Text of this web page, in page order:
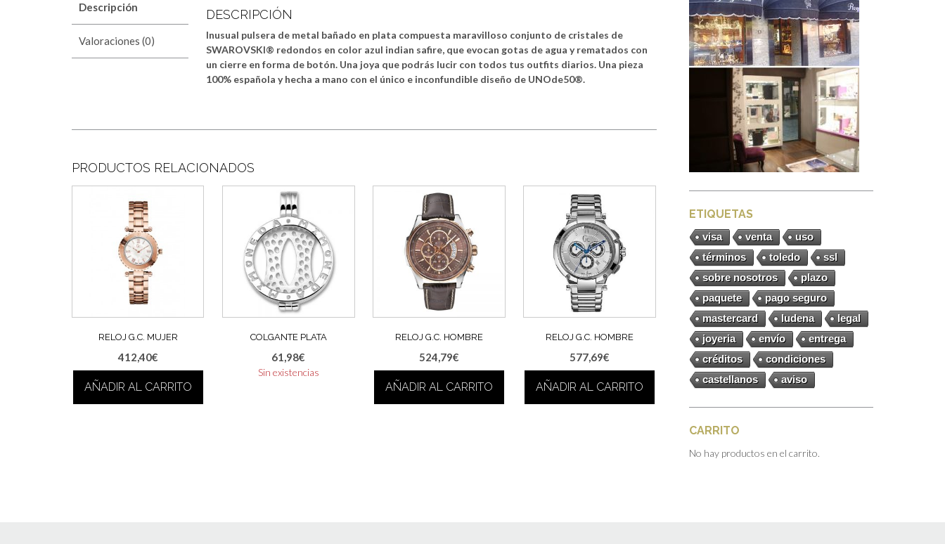
Descripción
Valoraciones (0)
DESCRIPCIÓN
Inusual pulsera de metal bañado en plata compuesta maravilloso conjunto de cristales de
SWAROVSKI® redondos en color azul indian safire, que evocan gotas de agua y rematados con
un cierre en forma de botón. Una joya que podrás lucir con todos tus outfits diarios. Una pieza
100% española y hecha a mano con el único e inconfundible diseño de UNOde50®.
PRODUCTOS RELACIONADOS
RELOJ G.C. MUJER
412,40€
AÑADIR AL CARRITO
COLGANTE PLATA
61,98€
Sin existencias
RELOJ G.C. HOMBRE
524,79€
AÑADIR AL CARRITO
RELOJ G.C. HOMBRE
577,69€
AÑADIR AL CARRITO
ETIQUETAS
visa venta
uso
términos
toledo
ssl
sobre nosotros
plazo
paquete
pago seguro
mastercard
ludena
legal
joyeria
envío
entrega
créditos
condiciones
castellanos
aviso
CARRITO
No hay productos en el carrito.